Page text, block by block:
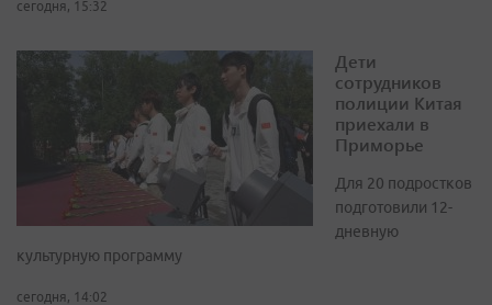
сегодня, 15:32
Дети
сотрудников
полиции Китая
приехали в
Приморье
Для 20 подростков
подготовили 12-
дневную
культурную программу
сегодня, 14:02